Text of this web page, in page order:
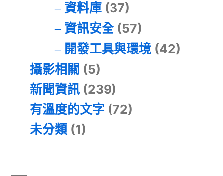
資料庫(37)
資訊安全(57)
開發工具與環境(42)
攝影相關 (5)
新聞資訊 (239)
有溫度的文字 (72)
未分類 (1)